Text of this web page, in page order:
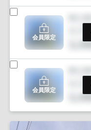
会員限定
会員限定